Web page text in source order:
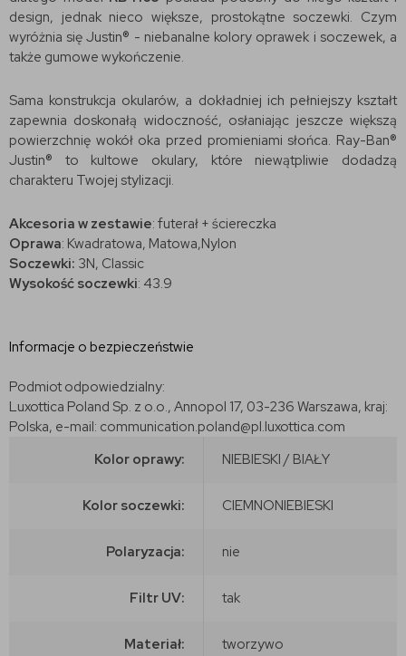
design, jednak nieco większe, prostokątne soczewki. Czym
wyróżnia się Justin® - niebanalne kolory oprawek i soczewek, a
także gumowe wykończenie.
Sama konstrukcja okularów, a dokładniej ich pełniejszy kształt
zapewnia doskonałą widoczność, osłaniając jeszcze większą
powierzchnię wokół oka przed promieniami słońca. Ray-Ban®
Justin® to kultowe okulary, które niewątpliwie dodadzą
charakteru Twojej stylizacji.
Akcesoria w zestawie: futerał + ściereczka
Oprawa: Kwadratowa, Matowa,Nylon
Soczewki: 3N, Classic
Wysokość soczewki: 43.9
Informacje o bezpieczeństwie
Podmiot odpowiedzialny:
Luxottica Poland Sp. z o.o., Annopol 17, 03-236 Warszawa, kraj:
Polska, e-mail: communication.poland@pl.luxottica.com
Kolor oprawy:
NIEBIESKI / BIAŁY
Kolor soczewki: CIEMNONIEBIESKI
Polaryzacja: nie
Filtr UV: tak
Materiał: tworzywo